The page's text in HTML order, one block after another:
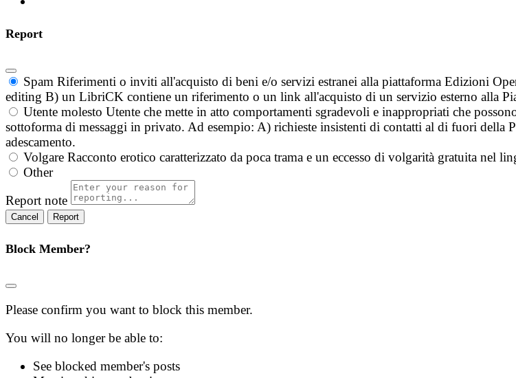
Report
Spam Riferimenti o inviti all'acquisto di beni e/o servizi estranei alla piattaforma Edizioni
editing B) un LibriCK contiene un riferimento o un link all'acquisto di un servizio esterno alla
Utente molesto Utente che mette in atto comportamenti sgradevoli e inappropriati che
sottoforma di messaggi in privato. Ad esempio: A) richieste insistenti di contatti al di fuori
adescamento.
Volgare Racconto erotico caratterizzato da poca trama e un eccesso di volgarità gratuita nel
Other
Report note
Report
Block Member?
Please confirm you want to block this member.
You will no longer be able to:
See blocked member's posts